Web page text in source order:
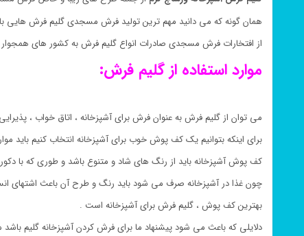
همان گونه که می دانید مهم ترین تولید فرش مسجدی گلیم فرش هایی
از افتخارات فرش مسجدی صادرات انواع گلیم فرش به کشور های همجوار
موارد استفاده از گلیم فرش:
می توان از گلیم فرش به عنوان فرش برای آشپزخانه ، اتاق خواب ،
برای اینکه بتوانیم یک کف پوش خوب برای آشپزخانه انتخاب کنیم باید
کف پوش آشپزخانه باید از رنگ های شاد و متنوع باشد و طوری که با
چون غذا در آشپزخانه صرف می شود باید رنگ و طرح آن باعث اشتهای
بهترین کف پوش ، گلیم فرش برای آشپزخانه است .
دلایلی که باعث می شود پیشنهاد ما برای فرش کردن آشپزخانه گلیم